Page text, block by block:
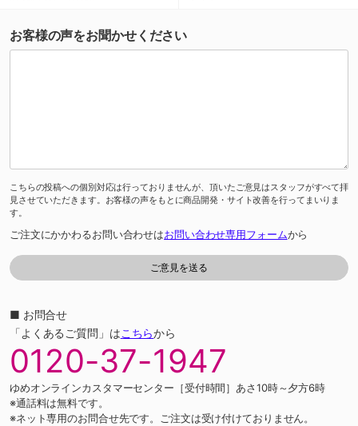
お客様の声をお聞かせください
こちらの投稿への個別対応は行っておりませんが、頂いたご意見はスタッフがすべて拝
見させていただきます。お客様の声をもとに商品開発・サイト改善を行ってまいりま
す。
ご注文にかかわるお問い合わせはお問い合わせ専用フォームから
■ お問合せ
「よくあるご質問」はこちらから
0120-37-1947
ゆめオンラインカスタマーセンター［受付時間］あさ10時～夕方6時
※通話料は無料です。
※ネット専用のお問合せ先です。ご注文は受け付けておりません。